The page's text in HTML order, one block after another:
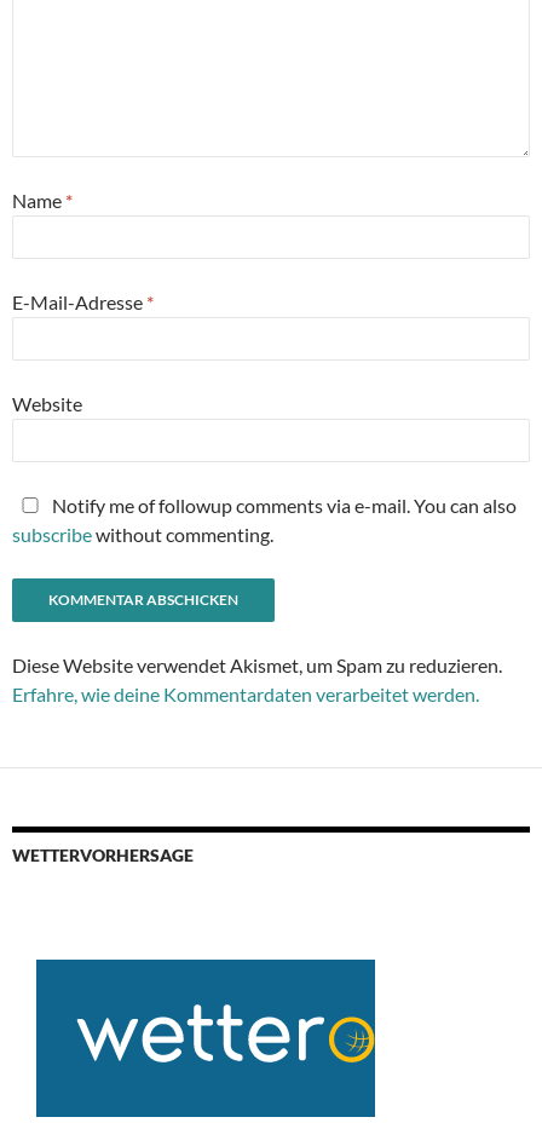
Name *
E-Mail-Adresse *
Website
Notify me of followup comments via e-mail. You can also
subscribewithout commenting.
Diese Website verwendet Akismet, um Spam zu reduzieren.
Erfahre, wie deine Kommentardaten verarbeitet werden.
WETTERVORHERSAGE